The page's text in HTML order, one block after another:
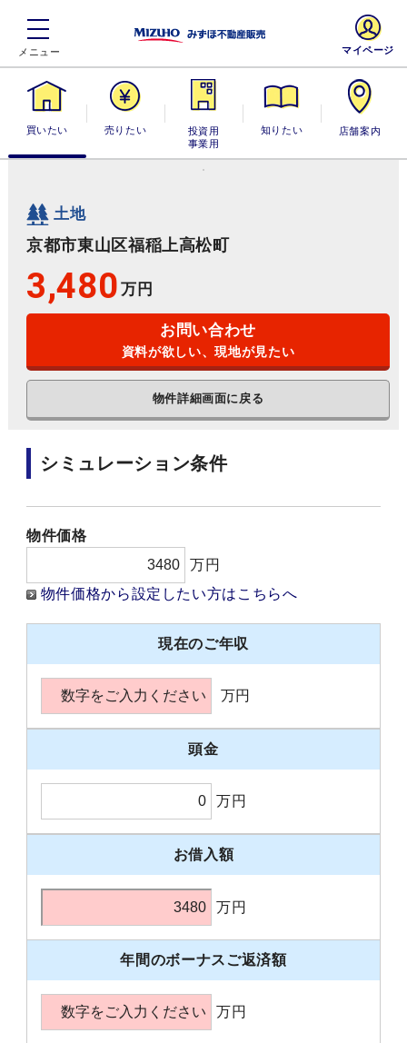
買いたい 売りたい
投資用・事業
用
知りたい 店舗案内
マイページ
土地
京都市東山区福稲上高松町
3,480 万円
お問い合わせ
資料が欲しい、現地が見たい
物件詳細画面に戻る
シミュレーション条件
物件価格
万円
物件価格から設定したい方はこちらへ
現在のご年収
万円
頭金
万円
お借入額
万円
年間のボーナスご返済額
万円